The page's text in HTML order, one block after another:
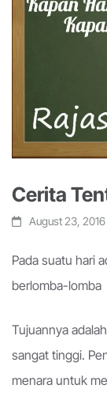
Cerita
August 23, 2016
Pada suatu hari
berlomba-lomba
Tujuannya
sangat tinggi.
menara untuk